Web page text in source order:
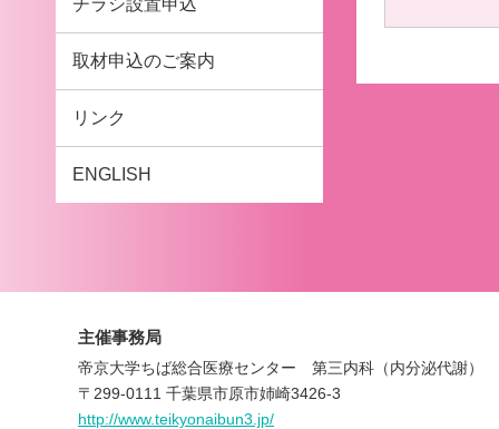
チラシ設置申込
取材申込のご案内
リンク
ENGLISH
主催事務局
帝京大学ちば総合医療センター 第三内科（内分泌代謝）
〒299-0111 千葉県市原市姉崎3426-3
http://www.teikyonaibun3.jp/